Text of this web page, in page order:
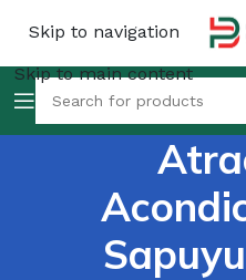
Skip to navigation
Skip to main content